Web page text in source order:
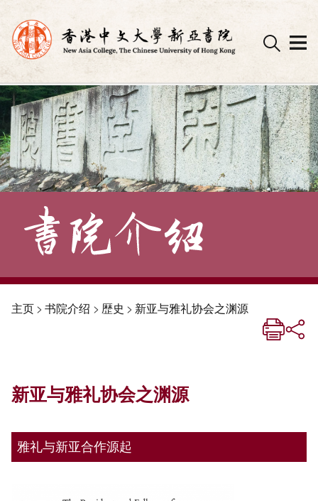
Skip
to
content
主页> 书院介绍 > 歴史 > 新亚与雅礼协会之渊源
新亚与雅礼协会之渊源
雅礼与新亚合作源起